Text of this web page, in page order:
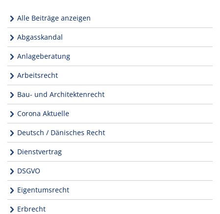
Alle Beiträge anzeigen
Abgasskandal
Anlageberatung
Arbeitsrecht
Bau- und Architektenrecht
Corona Aktuelle
Deutsch / Dänisches Recht
Dienstvertrag
DSGVO
Eigentumsrecht
Erbrecht